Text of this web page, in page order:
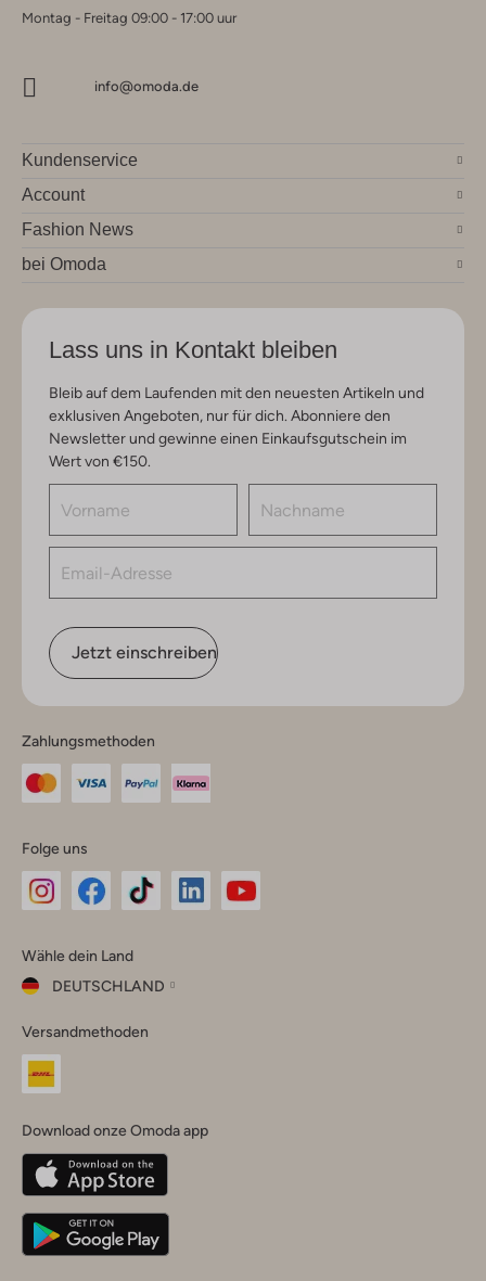
Montag - Freitag 09:00 - 17:00 uur
info@omoda.de
Kundenservice
Account
Fashion News
bei Omoda
Lass uns in Kontakt bleiben
Bleib auf dem Laufenden mit den neuesten Artikeln und
exklusiven Angeboten, nur für dich. Abonniere den
Newsletter und gewinne einen Einkaufsgutschein im
Wert von €150.
Jetzt einschreiben
Zahlungsmethoden
Folge uns
Instagram
Facebook
TikTok
Wähle dein Land
DEUTSCHLAND
dein
Land
Belgique(Français)
Deutschland
Versandmethoden
Download onze Omoda app